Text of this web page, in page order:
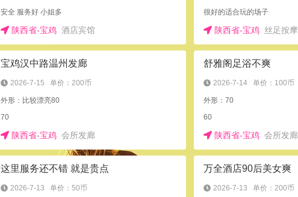
安全 服务好 小姐多
陕西省-宝鸡酒店宾馆
很好的适合玩的场子
陕西省-宝鸡 丝足按摩
宝鸡汉中路温州发廊
2026-7-15 单价：200币
外形：比较漂亮80
70
陕西省-宝鸡会所发廊
舒雅阁足浴不爽
2026-7-14 单价：100币
外形：70
60
陕西省-宝鸡 会所发廊
这里服务还不错 就是贵点
2026-7-13 单价：50币
万全酒店90后美女爽
2026-7-13 单价：200币